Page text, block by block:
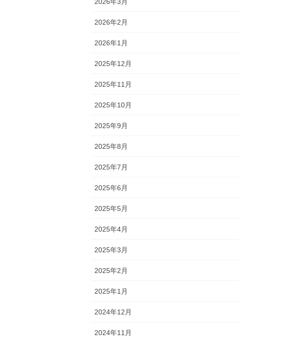
2026年2月
2026年1月
2025年12月
2025年11月
2025年10月
2025年9月
2025年8月
2025年7月
2025年6月
2025年5月
2025年4月
2025年3月
2025年2月
2025年1月
2024年12月
2024年11月